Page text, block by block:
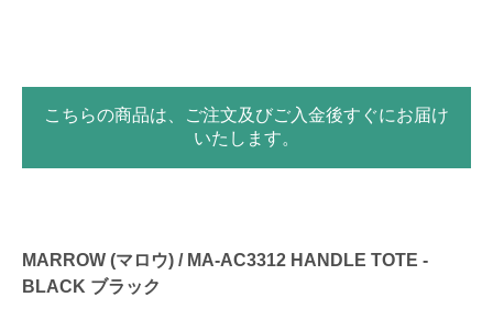
こちらの商品は、ご注文及びご入金後すぐにお届け
いたします。
MARROW (マロウ) / MA-AC3312 HANDLE TOTE -
BLACK ブラック